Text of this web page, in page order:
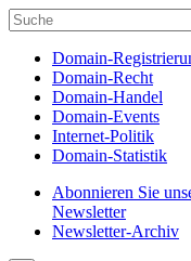
Domain-
Domain-Recht
Domain-Handel
Domain-Events
Internet-Politik
Domain-Statistik
Abonnieren Sie
Newsletter
Newsletter-Archiv